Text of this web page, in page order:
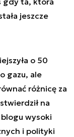
jeszcze
o 50
gazu, ale
różnicę za
na
wysoki
i polityki